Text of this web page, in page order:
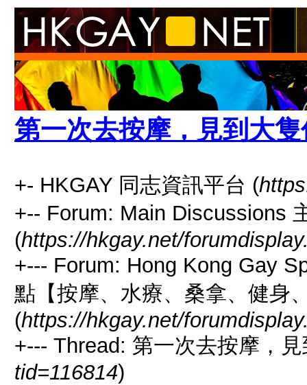
第一次去按摩，見到大
+- HKGAY 同志資訊平台 (
+-- Forum: Main Discussions
(https://hkgay.net/
+--- Forum: Hong Kong Gay
點【按摩、水療、桑拿、健身
(https://hkgay.net/
+--- Thread: 第一次去按摩，
tid=116814)